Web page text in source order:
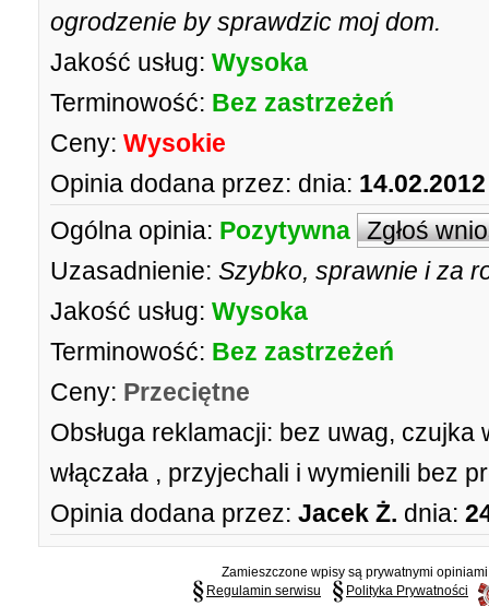
ogrodzenie by sprawdzic moj dom.
Jakość usług: Wysoka
Terminowość: Bez zastrzeżeń
Ceny: Wysokie
Opinia dodana przez: dnia:
Ogólna opinia: Pozytywna Zgłoś
Uzasadnienie: Szybko, sprawnie i za
Jakość usług: Wysoka
Terminowość: Bez zastrzeżeń
Ceny: Przeciętne
Obsługa reklamacji: bez uwag, czujka
włączała , przyjechali i wymienili bez
Opinia dodana przez: Jacek Ż. dnia:
Zamieszczone wpisy są prywatnymi
Regulamin serwisu
Polityka Prywatności